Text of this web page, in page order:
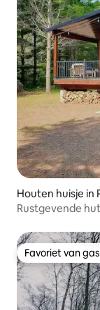
Houten huisje in
Rustgevende
Favoriet van
Favoriet van